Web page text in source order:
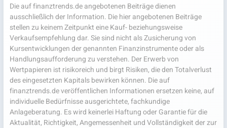
Die auf finanztrends.de angebotenen Beiträge dienen
ausschließlich der Information. Die hier angebotenen Beiträge
stellen zu keinem Zeitpunkt eine Kauf- beziehungsweise
Verkaufsempfehlung dar. Sie sind nicht als Zusicherung von
Kursentwicklungen der genannten Finanzinstrumente oder als
Handlungsaufforderung zu verstehen. Der Erwerb von
Wertpapieren ist risikoreich und birgt Risiken, die den Totalverlust
des eingesetzten Kapitals bewirken können. Die auf
finanztrends.de veröffentlichen Informationen ersetzen keine, auf
individuelle Bedürfnisse ausgerichtete, fachkundige
Anlageberatung. Es wird keinerlei Haftung oder Garantie für die
Aktualität, Richtigkeit, Angemessenheit und Vollständigkeit der zur